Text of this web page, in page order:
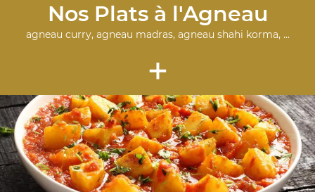
Nos Plats à l'Agneau
agneau curry, agneau madras, agneau shahi korma, ...
+